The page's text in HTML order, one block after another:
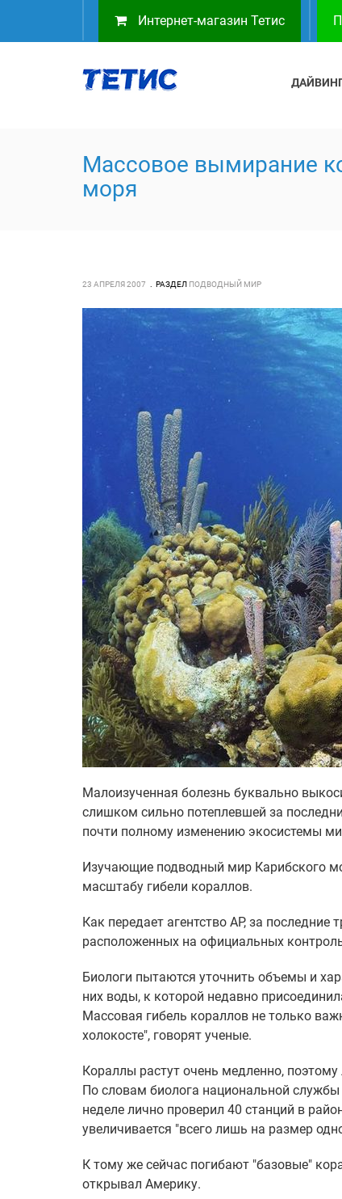
Интернет-магазин Тетис
Массовое вымирание
моря
23 АПРЕЛЯ 2007 РАЗДЕЛ ПОДВОДНЫЙ МИР
Малоизученная болезнь буквально
слишком сильно потеплевшей за
почти полному изменению экосистемы
Изучающие подводный мир Карибского
масштабу гибели кораллов.
Как передает агентство AP, за
расположенных на официальных
Биологи пытаются уточнить объемы и
них воды, к которой недавно
Массовая гибель кораллов не только
холокосте", говорят ученые.
Кораллы растут очень медленно,
По словам биолога национальной
неделе лично проверил 40 станций в
увеличивается "всего лишь на размер
К тому же сейчас погибают "базовые"
открывал Америку.